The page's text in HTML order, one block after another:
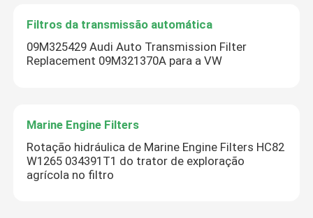
Filtros da transmissão automática
09M325429 Audi Auto Transmission Filter
Replacement 09M321370A para a VW
Marine Engine Filters
Rotação hidráulica de Marine Engine Filters HC82
W1265 034391T1 do trator de exploração
agrícola no filtro